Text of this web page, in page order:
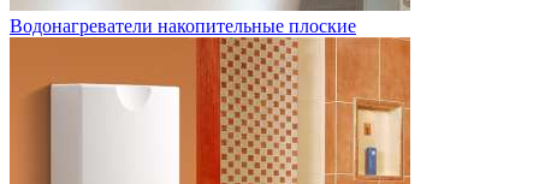
Водонагреватели накопительные плоские